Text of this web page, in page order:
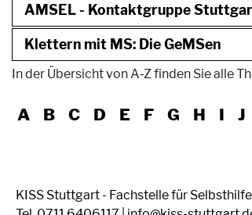
AMSEL - Kontaktgruppe
Klettern mit MS: Die GeMSen
In der Übersicht von A-Z finden Sie alle
A B C D E F G H I J
KISS Stuttgart - Fachstelle für Selbsthilfe